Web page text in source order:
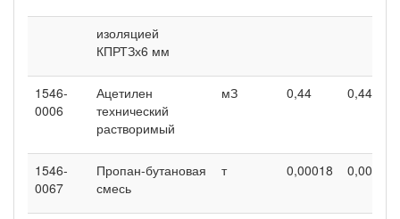
изоляцией
КПРТЗх6 мм
1546-
0006
Ацетилен
технический
растворимый
мЗ 0,44 0,44
1546-
0067
Пропан-бутановая
смесь
т 0,00018 0,00018